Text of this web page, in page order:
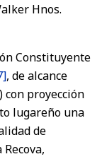
Hnos.
Constituyente
, de alcance
con proyección
lugareño una
de